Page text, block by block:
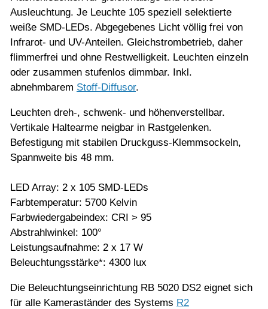
Ausleuchtung. Je Leuchte 105 speziell selektierte
weiße SMD-LEDs. Abgegebenes Licht völlig frei von
Infrarot- und UV-Anteilen. Gleichstrombetrieb, daher
flimmerfrei und ohne Restwelligkeit. Leuchten einzeln
oder zusammen stufenlos dimmbar. Inkl.
abnehmbarem Stoff-Diffusor.
Leuchten dreh-, schwenk- und höhenverstellbar.
Vertikale Haltearme neigbar in Rastgelenken.
Befestigung mit stabilen Druckguss-Klemmsockeln,
Spannweite bis 48 mm.
LED Array: 2 x 105 SMD-LEDs
Farbtemperatur: 5700 Kelvin
Farbwiedergabeindex: CRI > 95
Abstrahlwinkel: 100°
Leistungsaufnahme: 2 x 17 W
Beleuchtungsstärke*: 4300 lux
Die Beleuchtungseinrichtung RB 5020 DS2 eignet sich
für alle Kameraständer des Systems R2